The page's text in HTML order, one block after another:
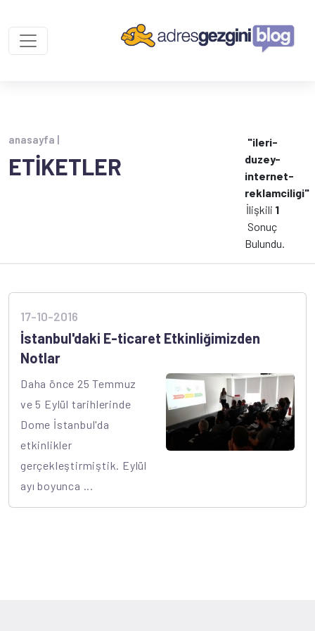
anasayfa |
ETİKETLER
"ileri-
duzey-
internet-
reklamciligi"
İlişkili 1
Sonuç
Bulundu.
17-10-2016
İstanbul'daki E-ticaret Etkinliğimizden
Notlar
Daha önce 25 Temmuz
ve 5 Eylül tarihlerinde
Dome İstanbul'da
etkinlikler
gerçekleştirmiştik. Eylül
ayı boyunca ...